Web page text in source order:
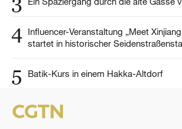
3
4 Influencer-Veranstaltung „Meet
startet in historischer
5 Batik-Kurs in einem Hakka-Altdorf